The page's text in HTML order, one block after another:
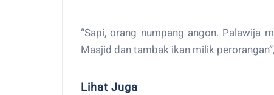
“Sapi, orang numpang angon. Palawija
Masjid dan tambak ikan milik
Lihat Juga